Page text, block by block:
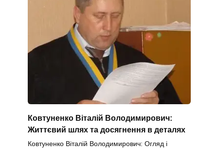
Ковтуненко Віталій Володимирович:
Життєвий шлях та досягнення в деталях
Ковтуненко Віталій Володимирович: Огляд і